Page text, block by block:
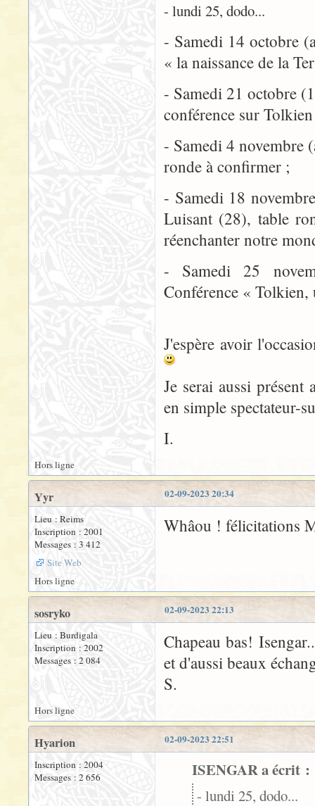
- lundi 25, dodo...
- Samedi 14 octobre
« la naissance de la
- Samedi 21 octobre
conférence sur
- Samedi 4 novembre
ronde à confirmer ;
- Samedi 18
Luisant (28), table
réenchanter notre
- Samedi 25
Conférence « Tolkien,
J'espère avoir
Je serai aussi
en simple spectateur-
I.
Hors ligne
02-09-2023 20:34
Yyr
Lieu : Reims
Inscription : 2001
Messages : 3 412
Site Web
Whâou ! félicitations
Hors ligne
02-09-2023 22:13
sosryko
Lieu : Burdigala
Inscription : 2002
Messages : 2 084
Chapeau bas!
et d'aussi beaux
S.
Hors ligne
02-09-2023 22:51
Hyarion
Inscription : 2004
Messages : 2 656
ISENGAR a écrit :
- lundi 25, dodo...